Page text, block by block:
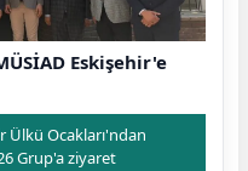
Eskişehir'e
Ülkü Ocakları'ndan
Grup'a ziyaret